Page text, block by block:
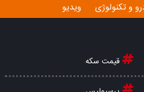
و تکنولوژی ویدیو
قیمت سکه